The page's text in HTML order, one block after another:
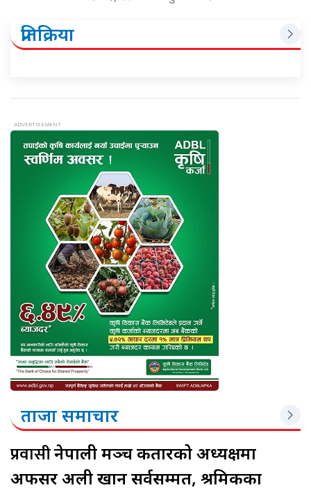
प्रतिक्रिया
ताजा समाचार
प्रवासीनेपाली मञ्च कतारको अध्यक्षमा
अफसर अली खान सर्वसम्मत, श्रमिकका